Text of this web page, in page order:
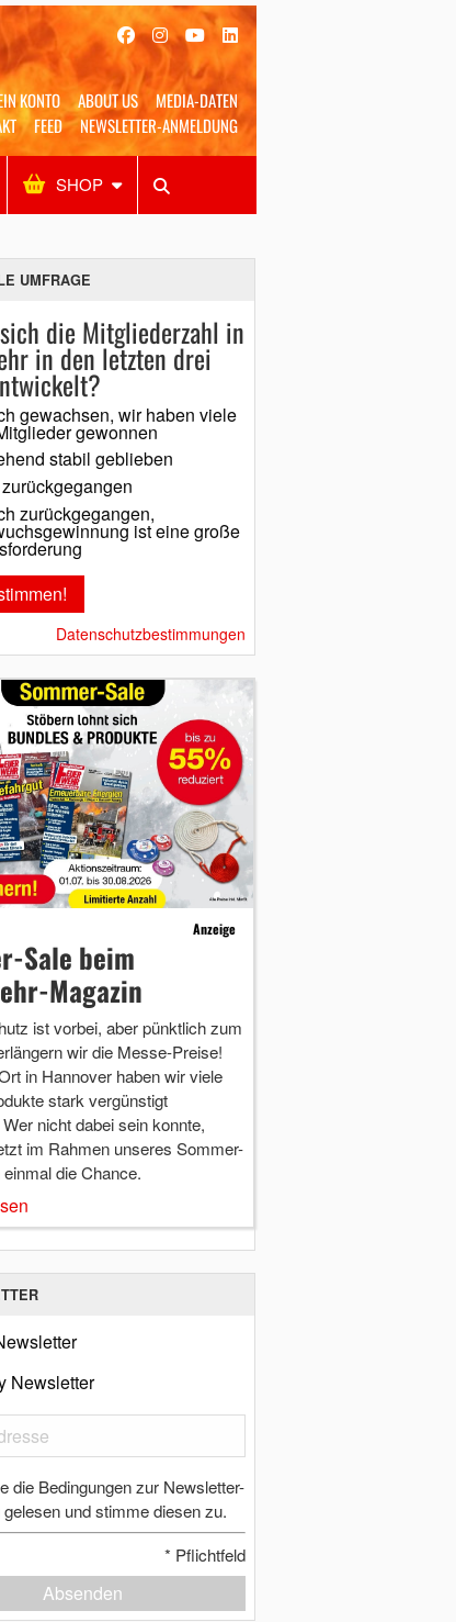
KONTO ABOUT US
MEDIA-DATEN
FEED NEWSLETTER-ANMELDUNG
SHOP
Shop SUCHEN
UMFRAGE
die Mitgliederzahl in
in den letzten drei
gewachsen, wir haben viele
gewonnen
stabil geblieben
zurückgegangen,
ist eine große
Datenschutzbestimmungen
Anzeige
Sale beim
Magazin
ist vorbei, aber pünktlich zum
wir die Messe-Preise!
in Hannover haben wir viele
stark vergünstigt
nicht dabei sein konnte,
im Rahmen unseres Sommer-
die Chance.
Newsletter
die Bedingungen zur Newsletter-
und stimme diesen zu.
* Pflichtfeld
Absenden